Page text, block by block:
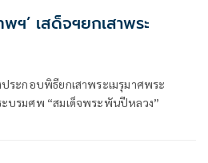
สาพระ
ระกอบพิธียกเสาพระเมรุมาศพระ
บรมศพ “สมเด็จพระพันปีหลวง”